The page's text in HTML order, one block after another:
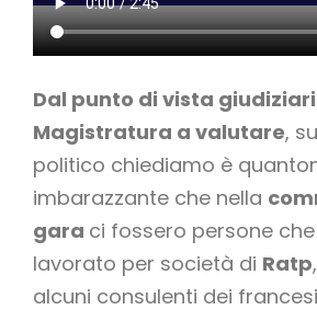
Dal punto di vista
Magistratura a valutare,
politico chiediamo è
imbarazzante che nella
gara ci fossero persone
lavorato per società di Ratp
alcuni consulenti dei